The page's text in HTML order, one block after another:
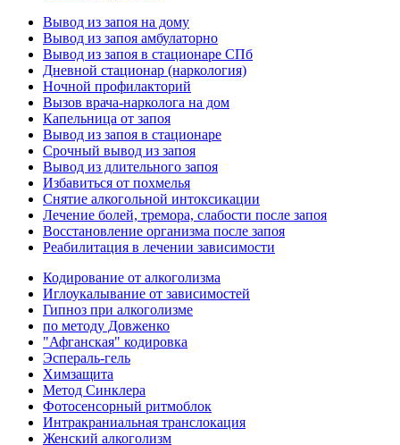
Вывод из запоя на дому
Вывод из запоя амбулаторно
Вывод из запоя в стационаре СПб
Дневной стационар (наркология)
Ночной профилакторий
Вызов врача-нарколога на дом
Капельница от запоя
Вывод из запоя в стационаре
Срочный вывод из запоя
Вывод из длительного запоя
Избавиться от похмелья
Снятие алкогольной интоксикации
Лечение болей, тремора, слабости после запоя
Восстановление организма после запоя
Реабилитация в лечении зависимости
Кодирование от алкоголизма
Иглоукалывание от зависимостей
Гипноз при алкоголизме
по методу Довженко
"Афганская" кодировка
Эспераль-гель
Химзащита
Метод Синклера
Фотосенсорный ритмоблок
Интракраниальная транслокация
Женский алкоголизм